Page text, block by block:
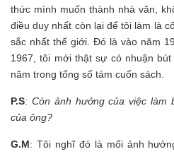
thức mình muốn thành nhà văn,
điều duy nhất còn lại để tôi làm là
sắc nhất thế giới. Đó là vào năm
1967, tôi mới thật sự có nhuận
năm trong tổng số tám cuốn sách.
P.S: Còn ảnh hưởng của việc làm
của ông?
G.M: Tôi nghĩ đó là mối ảnh